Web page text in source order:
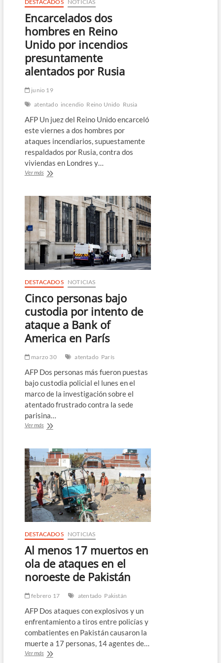
DESTACADOS NOTICIAS
Encarcelados dos
hombres en Reino
Unido por incendios
presuntamente
alentados por Rusia
junio 19
atentado incendio Reino Unido Rusia
AFP Un juez del Reino Unido encarceló
este viernes a dos hombres por
ataques incendiarios, supuestamente
respaldados por Rusia, contra dos
viviendas en Londres y…
Ver másEncarcelados
en
Reino
Unido
por
incendios
presuntamente
alentados
por
Rusia
DESTACADOS
NOTICIAS
Cinco personas bajo
custodia por intento de
ataque a Bank of
America en París
marzo 30 atentado París
AFP Dos personas más fueron puestas
bajo custodia policial el lunes en el
marco de la investigación sobre el
atentado frustrado contra la sede
parisina…
Ver másCinco
custodia
por
intento
de
ataque
a
Bank
of
America
en
París
DESTACADOS NOTICIAS
Al menos 17 muertos en
ola de ataques en el
noroeste de Pakistán
febrero 17 atentado Pakistán
AFP Dos ataques con explosivos y un
enfrentamiento a tiros entre policías y
combatientes en Pakistán causaron la
muerte a 17 personas, 14 agentes de…
Ver másAl